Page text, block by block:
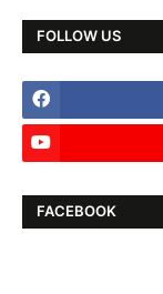
FOLLOW US
FACEBOOK